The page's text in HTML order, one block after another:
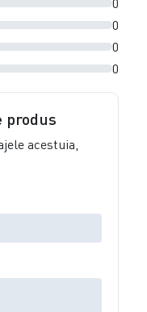
0
0
0
0
produs
acestuia,